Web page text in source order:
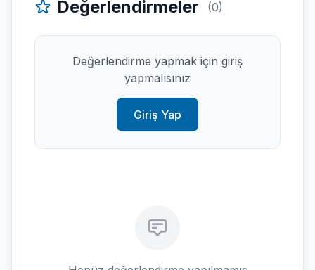
Değerlendirmeler (0)
Değerlendirme yapmak için giriş
yapmalısınız
Giriş Yap